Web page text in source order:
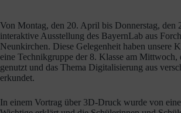
Von Montag, den 20. April bis Donnerstag, den
interaktive Ausstellung des BayernLab aus
Neunkirchen. Diese Gelegenheit haben unsere
eine Technikgruppe der 8. Klasse am Mittwoch,
genutzt und das Thema Digitalisierung aus
erkundet.
In einem Vortrag über 3D-Druck wurde von